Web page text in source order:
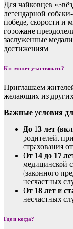
Для чайковцев
легендарной
победе, скорости и
горожане
заслуженные
достижениям.
Кто может участвовать?
Приглашаем
желающих из
Важные условия
До 13 лет
родителей,
страхования
От 14 до 17
медицинской
(законного
несчастных
От 18 лет и
несчастных
Где и когда?